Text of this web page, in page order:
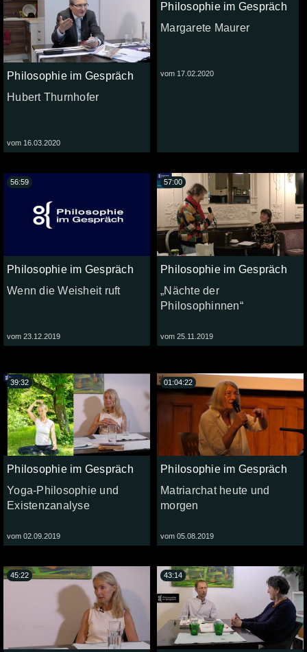
Philosophie im Gespräch
Hubert Thurnhofer
vom 16.03.2020
Philosophie im Gespräch
Margarete Maurer
vom 17.02.2020
Philosophie im Gespräch
Wenn die Weisheit ruft
vom 23.12.2019
56:59
Philosophie im Gespräch
„Nächte der
Philosophinnen“
vom 25.11.2019
57:00
Philosophie im Gespräch
Yoga-Philosophie und
Existenzanalyse
vom 02.09.2019
39:32
Philosophie im Gespräch
Matriarchat heute und
morgen
vom 05.08.2019
01:04:22
45:22 43:14